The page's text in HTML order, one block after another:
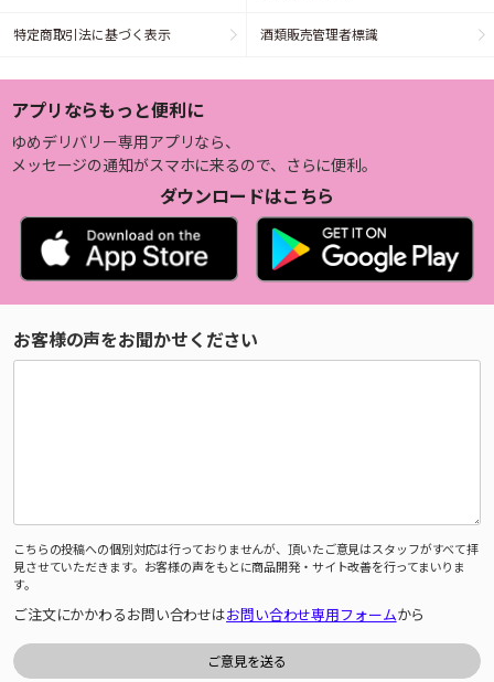
特定商取引法に基づく表示 酒類販売管理者標識
アプリならもっと便利に
ゆめデリバリー専用アプリなら、
メッセージの通知がスマホに来るので、さらに便利。
ダウンロードはこちら
お客様の声をお聞かせください
こちらの投稿への個別対応は行っておりませんが、頂いたご意見はスタッフがすべて拝
見させていただきます。お客様の声をもとに商品開発・サイト改善を行ってまいりま
す。
ご注文にかかわるお問い合わせはお問い合わせ専用フォームから